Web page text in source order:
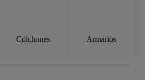
Colchones Armarios